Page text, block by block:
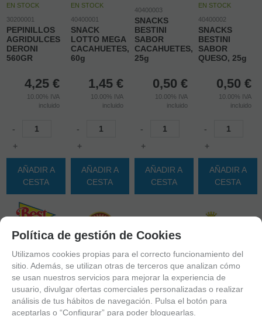
EN STOCK
30200001
PEPINILLOS
AGRIDULCES
DERONI
560GR
4,25 €
10.00% IVA
incluido
-
+
AÑADIR A
CESTA
EN STOCK
40400001
SNACK
LOTTO MEGA
CACAHUETES,
60g
1,45 €
10.00% IVA
incluido
-
+
AÑADIR A
CESTA
40400003
SNACKS
BESTINI
SABOR
CACAHUETES,
25g
0,50 €
10.00% IVA
incluido
-
+
AÑADIR A
CESTA
EN STOCK
40400002
SNACKS
BESTINI
SABOR
QUESO, 25g
0,50 €
10.00% IVA
incluido
-
+
AÑADIR A
CESTA
Política de gestión de Cookies
Utilizamos cookies propias para el correcto funcionamiento del
sitio. Además, se utilizan otras de terceros que analizan cómo
se usan nuestros servicios para mejorar la experiencia de
usuario, divulgar ofertas comerciales personalizadas o realizar
análisis de tus hábitos de navegación. Pulsa el botón para
aceptarlas o “Configurar” para poder bloquearlas.